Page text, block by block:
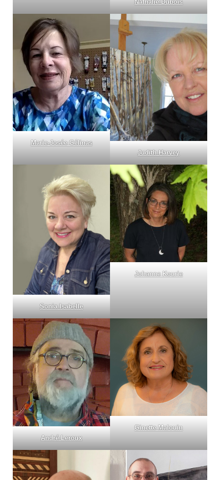
Nathalie Dubois
Marie-Josée Gélinas
Judith Harvey
Sonia Isabelle
Johanne Kourie
André Leroux
Ginette Malouin